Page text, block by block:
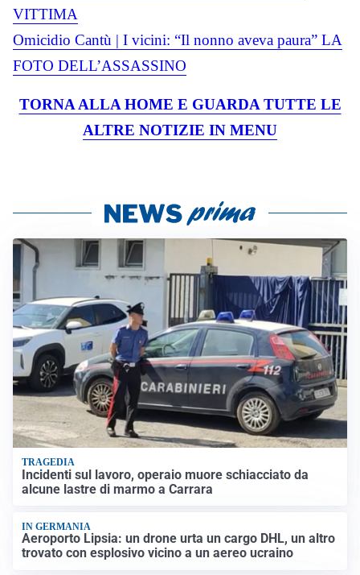
VITTIMA
Omicidio Cantù | I vicini: “Il nonno aveva paura” LA
FOTO DELL’ASSASSINO
TORNA ALLA HOME E GUARDA TUTTE LE
ALTRE NOTIZIE IN MENU
TRAGEDIA
Incidenti sul lavoro, operaio muore schiacciato da
alcune lastre di marmo a Carrara
IN GERMANIA
Aeroporto Lipsia: un drone urta un cargo DHL, un altro
trovato con esplosivo vicino a un aereo ucraino